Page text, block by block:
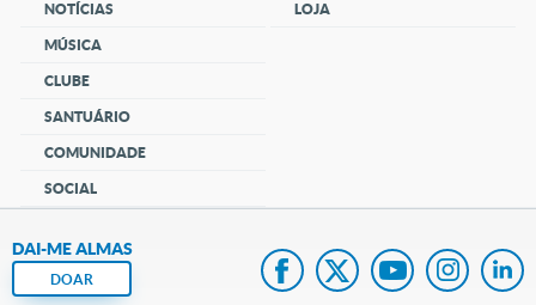
NOTÍCIAS
MÚSICA
CLUBE
SANTUÁRIO
COMUNIDADE
SOCIAL
LOJA
DAI-ME ALMAS
DOAR